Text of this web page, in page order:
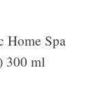
Home Spa
300 ml